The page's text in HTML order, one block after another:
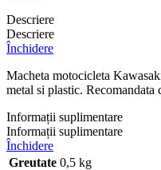
Descriere
Descriere
Închidere
Macheta motocicleta
metal si plastic. Recomandata
Informații suplimentare
Informații suplimentare
Închidere
Greutate 0,5 kg